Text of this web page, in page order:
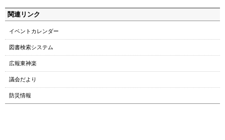
関連リンク
イベントカレンダー
図書検索システム
広報東神楽
議会だより
防災情報